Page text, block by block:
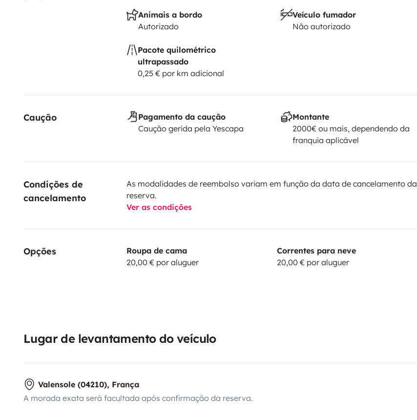
Animais a bordo
Autorizado
Veículo fumador
Não autorizado
Pacote quilométrico
ultrapassado
0,25 € por km adicional
Caução
Pagamento da caução
Caução gerida pela Yescapa
Montante
2000€ ou mais, dependendo da
franquia aplicável
Condições de
cancelamento
As modalidades de reembolso variam em função da data de cancelamento da
reserva.
Ver as condições
Opções
Roupa de cama
20,00 € por aluguer
Correntes para neve
20,00 € por aluguer
Lugar de levantamento do veículo
Valensole (04210), França
A morada exata será facultada após confirmação da reserva.